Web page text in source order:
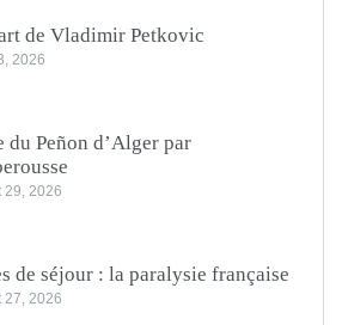
de Vladimir Petkovic
2026
du Peñon d’Alger par
29, 2026
de séjour : la paralysie française
27, 2026